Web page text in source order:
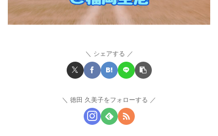
シェアする
徳田 久美子をフォローする